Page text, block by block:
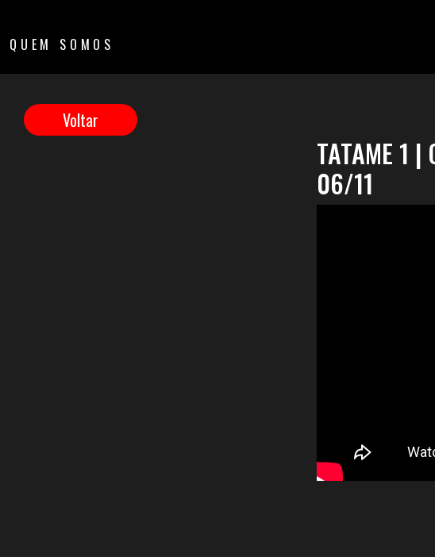
QUEM SOMOS
TATAME 1
06/11